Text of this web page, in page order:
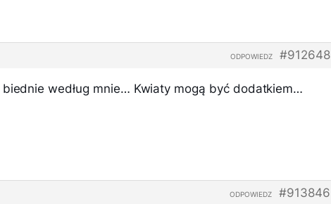
#912648
ODPOWIEDZ
według mnie… Kwiaty mogą być dodatkiem…
#913846
ODPOWIEDZ